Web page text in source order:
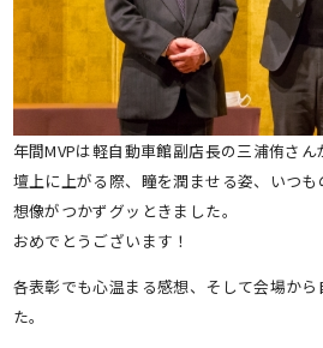
年間MVPは軽自動車館副店長の三浦侑さん
壇上に上がる際、瞳を潤ませる姿、いつ
想像がつかずグッときました。
おめでとうございます！
各表彰でも心温まる感想、そして会場か
た。